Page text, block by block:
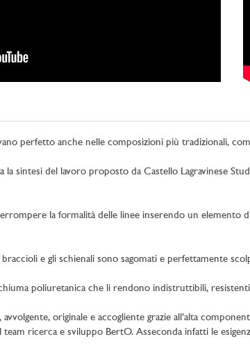
perfetto anche nelle composizioni più tradizionali,
sintesi del lavoro proposto da Castello Lagravinese
la formalità delle linee inserendo un
e gli schienali sono sagomati e perfettamente
poliuretanica che li rendono indistruttibili,
originale e accogliente grazie all’alta
team ricerca e sviluppo BertO. Asseconda infatti le